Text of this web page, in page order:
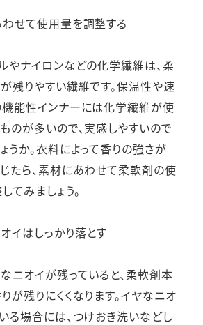
せて使用量を調整する
やナイロンなどの化学繊維は、柔
残りやすい繊維です。保温性や速
能性インナーには化学繊維が使
のが多いので、実感しやすいので
うか。衣料によって香りの強さが
たら、素材にあわせて柔軟剤の使
てみましょう。
イはしっかり落とす
ニオイが残っていると、柔軟剤本
が残りにくくなります。イヤなニオ
る場合には、つけおき洗いなどし